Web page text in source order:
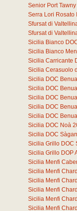
Senior Port
Serra Lori Rosato
Sfursat di
Sfursat di
Sicilia Bianco
Sicilia Bianco
Sicilia Carricante
Sicilia Cerasuolo
Sicilia DOC
Sicilia DOC
Sicilia DOC
Sicilia DOC
Sicilia DOC
Sicilia DOC Noà
Sicilia DOC
Sicilia Grillo DOC
Sicilia Grillo DOP
Sicilia Menfi
Sicilia Menfi
Sicilia Menfi
Sicilia Menfi
Sicilia Menfi
Sicilia Menfi